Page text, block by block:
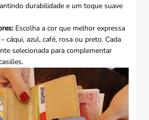
durabilidade e um toque suave
Escolha a cor que melhor expressa
cáqui, azul, café, rosa ou preto. Cada
selecionada para complementar